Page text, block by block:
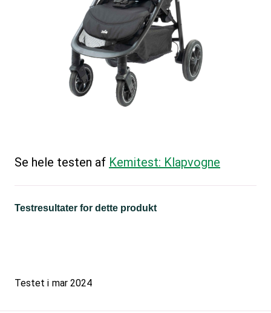
Se hele testen af Kemitest: Klapvogne
Testresultater for dette produkt
Testet i mar 2024